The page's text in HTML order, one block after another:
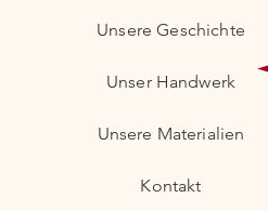
Unsere Geschichte
Unser Handwerk
Unsere Materialien
Kontakt